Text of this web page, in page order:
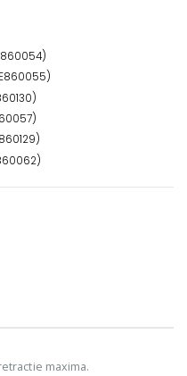
maxima.